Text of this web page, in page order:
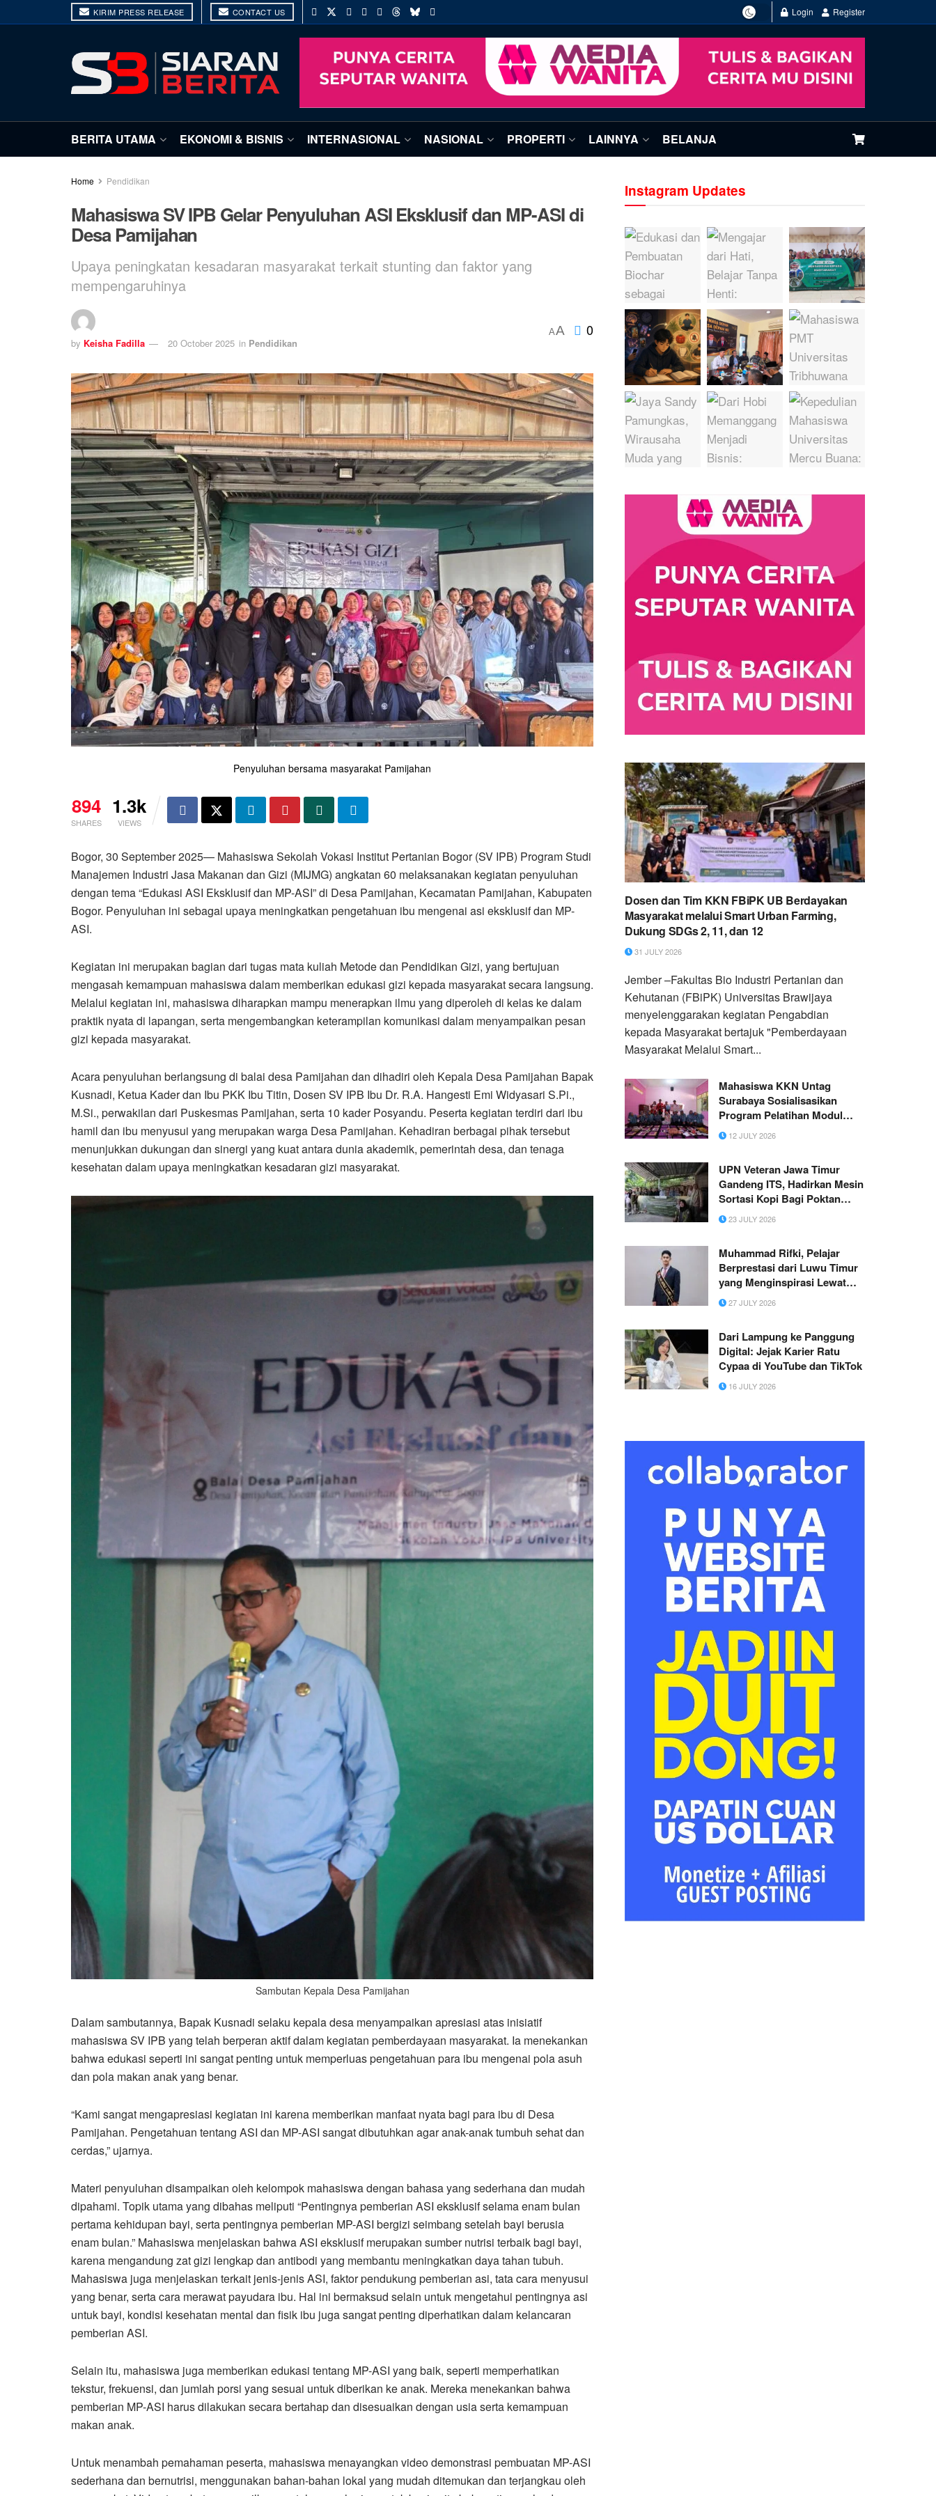
KIRIM PRESS RELEASE CONTACT US Login Register
BERITA UTAMA EKONOMI & BISNIS INTERNASIONAL NASIONAL PROPERTI LAINNYA BELANJA
Home Pendidikan
Mahasiswa SV IPB Gelar Penyuluhan ASI Eksklusif dan MP-ASI di
Desa Pamijahan
Upaya peningkatan kesadaran masyarakat terkait stunting dan faktor yang
mempengaruhinya
by Keisha Fadilla 20 October 2025 in Pendidikan
AA 0
Penyuluhan bersama masyarakat Pamijahan
894
SHARES
1.3k
VIEWS
Bogor, 30 September 2025— Mahasiswa Sekolah Vokasi Institut Pertanian Bogor (SV IPB) Program Studi
Manajemen Industri Jasa Makanan dan Gizi (MIJMG) angkatan 60 melaksanakan kegiatan penyuluhan
dengan tema “Edukasi ASI Eksklusif dan MP-ASI” di Desa Pamijahan, Kecamatan Pamijahan, Kabupaten
Bogor. Penyuluhan ini sebagai upaya meningkatkan pengetahuan ibu mengenai asi eksklusif dan MP-
ASI.
Kegiatan ini merupakan bagian dari tugas mata kuliah Metode dan Pendidikan Gizi, yang bertujuan
mengasah kemampuan mahasiswa dalam memberikan edukasi gizi kepada masyarakat secara langsung.
Melalui kegiatan ini, mahasiswa diharapkan mampu menerapkan ilmu yang diperoleh di kelas ke dalam
praktik nyata di lapangan, serta mengembangkan keterampilan komunikasi dalam menyampaikan pesan
gizi kepada masyarakat.
Acara penyuluhan berlangsung di balai desa Pamijahan dan dihadiri oleh Kepala Desa Pamijahan Bapak
Kusnadi, Ketua Kader dan Ibu PKK Ibu Titin, Dosen SV IPB Ibu Dr. R.A. Hangesti Emi Widyasari S.Pi.,
M.Si., perwakilan dari Puskesmas Pamijahan, serta 10 kader Posyandu. Peserta kegiatan terdiri dari ibu
hamil dan ibu menyusui yang merupakan warga Desa Pamijahan. Kehadiran berbagai pihak tersebut
menunjukkan dukungan dan sinergi yang kuat antara dunia akademik, pemerintah desa, dan tenaga
kesehatan dalam upaya meningkatkan kesadaran gizi masyarakat.
Sambutan Kepala Desa Pamijahan
Dalam sambutannya, Bapak Kusnadi selaku kepala desa menyampaikan apresiasi atas inisiatif
mahasiswa SV IPB yang telah berperan aktif dalam kegiatan pemberdayaan masyarakat. Ia menekankan
bahwa edukasi seperti ini sangat penting untuk memperluas pengetahuan para ibu mengenai pola asuh
dan pola makan anak yang benar.
“Kami sangat mengapresiasi kegiatan ini karena memberikan manfaat nyata bagi para ibu di Desa
Pamijahan. Pengetahuan tentang ASI dan MP-ASI sangat dibutuhkan agar anak-anak tumbuh sehat dan
cerdas,” ujarnya.
Materi penyuluhan disampaikan oleh kelompok mahasiswa dengan bahasa yang sederhana dan mudah
dipahami. Topik utama yang dibahas meliputi “Pentingnya pemberian ASI eksklusif selama enam bulan
pertama kehidupan bayi, serta pentingnya pemberian MP-ASI bergizi seimbang setelah bayi berusia
enam bulan.” Mahasiswa menjelaskan bahwa ASI eksklusif merupakan sumber nutrisi terbaik bagi bayi,
karena mengandung zat gizi lengkap dan antibodi yang membantu meningkatkan daya tahan tubuh.
Mahasiswa juga menjelaskan terkait jenis-jenis ASI, faktor pendukung pemberian asi, tata cara menyusui
yang benar, serta cara merawat payudara ibu. Hal ini bermaksud selain untuk mengetahui pentingnya asi
untuk bayi, kondisi kesehatan mental dan fisik ibu juga sangat penting diperhatikan dalam kelancaran
pemberian ASI.
Selain itu, mahasiswa juga memberikan edukasi tentang MP-ASI yang baik, seperti memperhatikan
tekstur, frekuensi, dan jumlah porsi yang sesuai untuk diberikan ke anak. Mereka menekankan bahwa
pemberian MP-ASI harus dilakukan secara bertahap dan disesuaikan dengan usia serta kemampuan
makan anak.
Untuk menambah pemahaman peserta, mahasiswa menayangkan video demonstrasi pembuatan MP-ASI
sederhana dan bernutrisi, menggunakan bahan-bahan lokal yang mudah ditemukan dan terjangkau oleh
Instagram Updates
Dosen dan Tim KKN FBiPK UB Berdayakan
Masyarakat melalui Smart Urban Farming,
Dukung SDGs 2, 11, dan 12
31 JULY 2026
Jember –Fakultas Bio Industri Pertanian dan
Kehutanan (FBiPK) Universitas Brawijaya
menyelenggarakan kegiatan Pengabdian
kepada Masyarakat bertajuk "Pemberdayaan
Masyarakat Melalui Smart...
Mahasiswa KKN Untag
Surabaya Sosialisasikan
Program Pelatihan Modul
Ajar Berbasis APE kepada
Guru TK di Desa Lasem
12 JULY 2026
UPN Veteran Jawa Timur
Gandeng ITS, Hadirkan Mesin
Sortasi Kopi Bagi Poktan
Bumi Rahayu di Desa
Dompyong, Trenggalek
23 JULY 2026
Muhammad Rifki, Pelajar
Berprestasi dari Luwu Timur
yang Menginspirasi Lewat
Prestasi, Kepemimpinan, dan
Kepedulian Sosial
27 JULY 2026
Dari Lampung ke Panggung
Digital: Jejak Karier Ratu
Cypaa di YouTube dan TikTok
16 JULY 2026